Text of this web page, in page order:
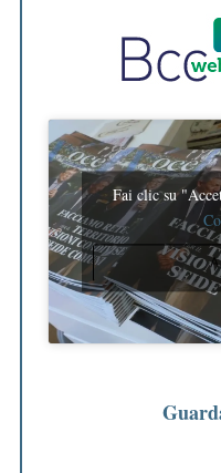
Fai clic su